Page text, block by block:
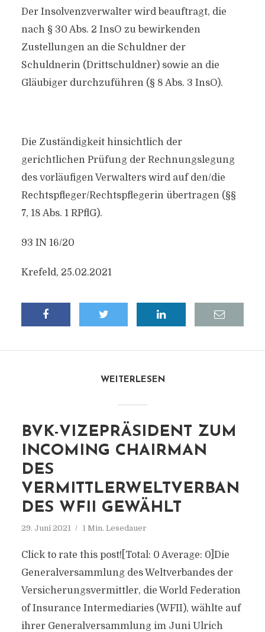
Der Insolvenzverwalter wird beauftragt, die
nach § 30 Abs. 2 InsO zu bewirkenden
Zustellungen an die Schuldner der
Schuldnerin (Drittschuldner) sowie an die
Gläubiger durchzuführen (§ 8 Abs. 3 InsO).
Die Zuständigkeit hinsichtlich der
gerichtlichen Prüfung der Rechnungslegung
des vorläufigen Verwalters wird auf den/die
Rechtspfleger/Rechtspflegerin übertragen (§§
7, 18 Abs. 1 RPflG).
93 IN 16/20
Krefeld, 25.02.2021
WEITERLESEN
BVK-VIZEPRÄSIDENT ZUM
INCOMING CHAIRMAN
DES
VERMITTLERWELTVERBAN
DES WFII GEWÄHLT
29. Juni 2021 1 Min. Lesedauer
Click to rate this post![Total: 0 Average: 0]Die
Generalversammlung des Weltverbandes der
Versicherungsvermittler, die World Federation
of Insurance Intermediaries (WFII), wählte auf
ihrer Generalversammlung im Juni Ulrich